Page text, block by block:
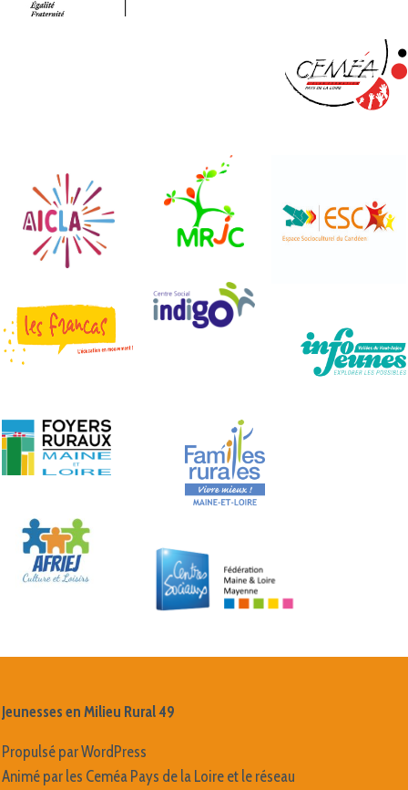
Jeunesses en Milieu Rural 49
Propulsé par WordPress
Animé par les Ceméa Pays de la Loire et le réseau